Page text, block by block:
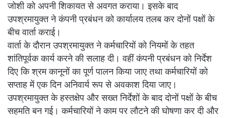
जोशी को अपनी शिकायत से अवगत कराया। इसके बाद
उपश्रमायुक्त ने कंपनी प्रबंधन को कार्यालय तलब कर दोनों पक्षों के
बीच वार्ता कराई।
वार्ता के दौरान उपश्रमायुक्त ने कर्मचारियों को नियमों के तहत
शांतिपूर्वक कार्य करने की सलाह दी। वहीं कंपनी प्रबंधन को निर्देश
दिए कि श्रम कानूनों का पूर्ण पालन किया जाए तथा कर्मचारियों को
सप्ताह में एक दिन अनिवार्य रूप से अवकाश दिया जाए।
उपश्रमायुक्त के हस्तक्षेप और सख्त निर्देशों के बाद दोनों पक्षों के बीच
सहमति बन गई। कर्मचारियों ने काम पर लौटने की घोषणा कर दी और